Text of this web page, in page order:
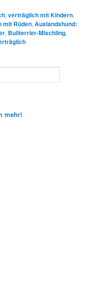
,verträglich mit Kindern,
mit Rüden,Auslandshund:
, Bullterrier-Mischling,
mehr!